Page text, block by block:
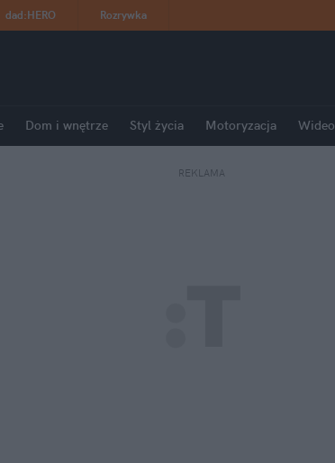
dad:HERO Rozrywka
Dom i wnętrze Styl życia Motoryzacja Wideo
REKLAMA